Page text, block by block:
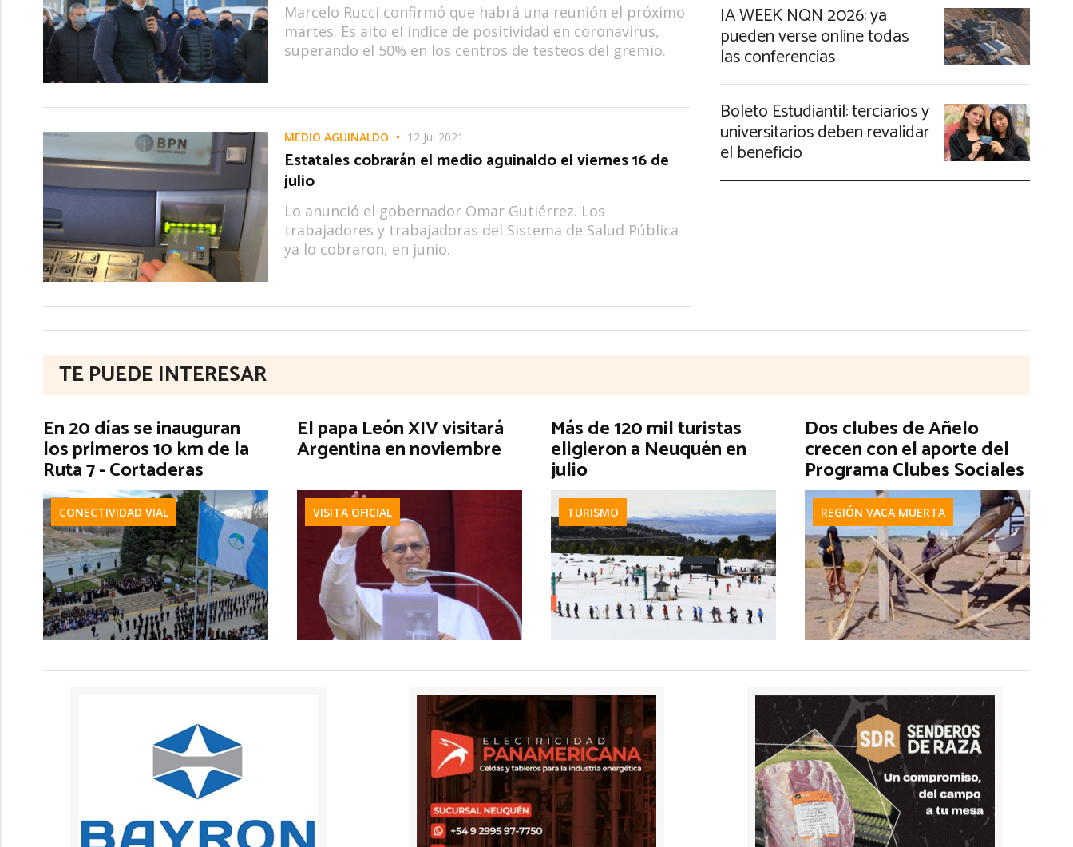
Marcelo Rucci confirmó que habrá una reunión el próximo
martes. Es alto el índice de positividad en coronavirus,
superando el 50% en los centros de testeos del gremio.
MEDIO AGUINALDO 12 Jul 2021
Estatales cobrarán el medio aguinaldo el viernes 16 de
julio
Lo anunció el gobernador Omar Gutiérrez. Los
trabajadores y trabajadoras del Sistema de Salud Pública
ya lo cobraron, en junio.
IA WEEK NQN 2026: ya
pueden verse online todas
las conferencias
Boleto Estudiantil: terciarios y
universitarios deben revalidar
el beneficio
TE PUEDE INTERESAR
En 20 días se inauguran
los primeros 10 km de la
Ruta 7 - Cortaderas
CONECTIVIDAD VIAL
El papa León XIV visitará
Argentina en noviembre
VISITA OFICIAL
Más de 120 mil turistas
eligieron a Neuquén en
julio
TURISMO
Dos clubes de Añelo
crecen con el aporte del
Programa Clubes Sociales
REGIÓN VACA MUERTA